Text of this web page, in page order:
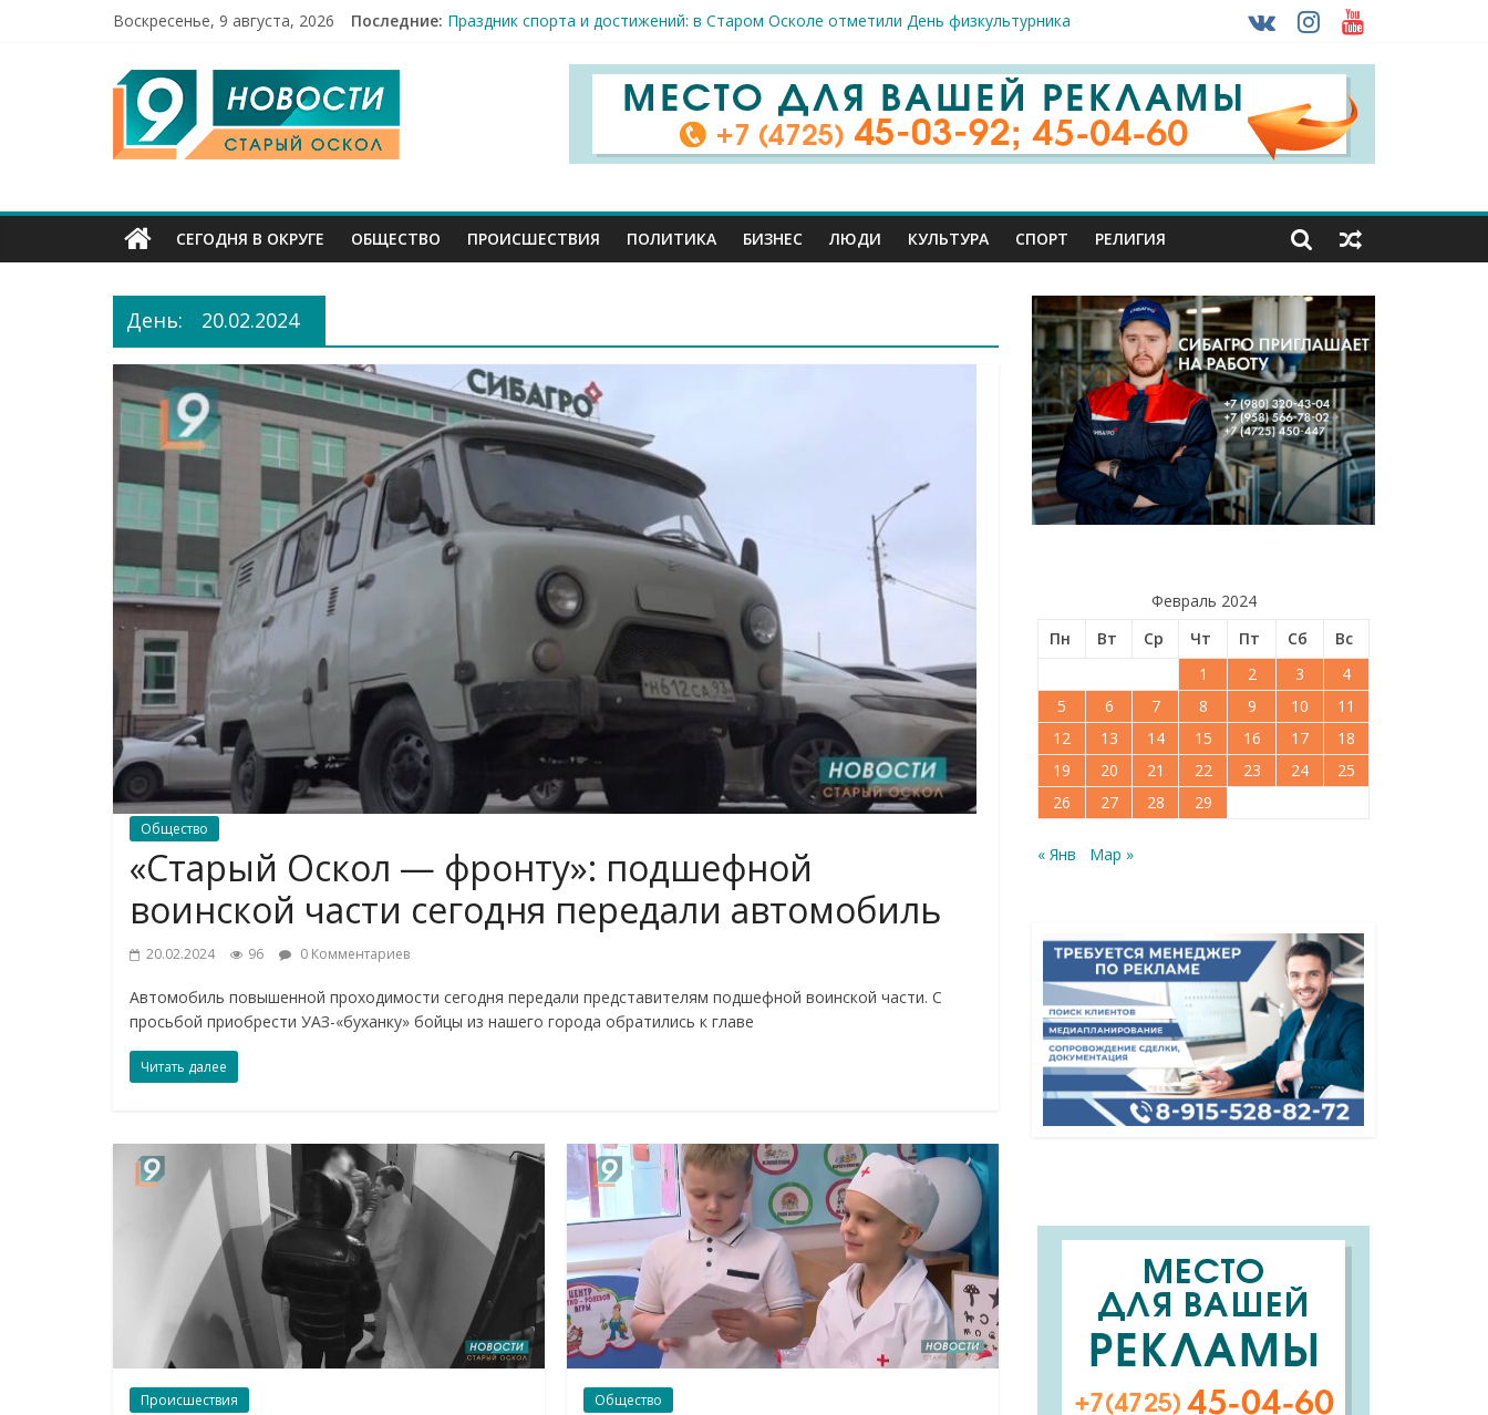
Воскресенье, 9 августа, 2026 Последние: Праздник спорта и достижений: в Старом Осколе отметили День физкультурника
12 человек пострадали сегодня при новых ударах ВСУ по нашему региону
49,5 млн руб. похитили мошенники у жителей Белгородчины под предлогом ввоза машин из-за рубежа
9
Канал
Старый
Оскол
СЕГОДНЯ В ОКРУГЕ ОБЩЕСТВО ПРОИСШЕСТВИЯ ПОЛИТИКА БИЗНЕС ЛЮДИ КУЛЬТУРА СПОРТ РЕЛИГИЯ
День: 20.02.2024
Общество
«Старый Оскол — фронту»: подшефной
воинской части сегодня передали автомобиль
20.02.2024 96 0 Комментариев
Автомобиль повышенной проходимости сегодня передали представителям подшефной воинской части. С
просьбой приобрести УАЗ-«буханку» бойцы из нашего города обратились к главе
Читать далее
Происшествия Общество
Февраль 2024
Пн
Вт Ср Чт Пт Сб
Вс
1
2 3
4
5
6 7 8 9 10
11
12
13 14 15 16 17
18
19
20 21 22 23 24
25
26
27 28 29
« Янв Мар »